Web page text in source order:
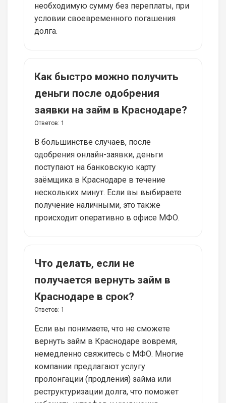
необходимую сумму без переплаты, при
условии своевременного погашения
долга.
Как быстро можно получить
деньги после одобрения
заявки на займ в Краснодаре?
Ответов: 1
В большинстве случаев, после
одобрения онлайн-заявки, деньги
поступают на банковскую карту
заёмщика в Краснодаре в течение
нескольких минут. Если вы выбираете
получение наличными, это также
происходит оперативно в офисе МФО.
Что делать, если не
получается вернуть займ в
Краснодаре в срок?
Ответов: 1
Если вы понимаете, что не сможете
вернуть займ в Краснодаре вовремя,
немедленно свяжитесь с МФО. Многие
компании предлагают услугу
пролонгации (продления) займа или
реструктуризации долга, что поможет